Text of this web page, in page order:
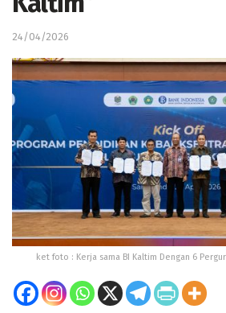
24/04/2026
ket foto : Kerja sama BI Kaltim Dengan 6